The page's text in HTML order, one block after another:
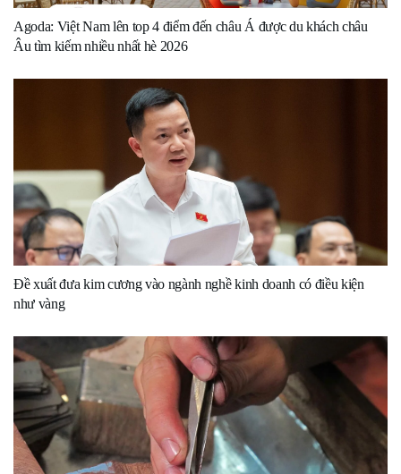
Agoda: Việt Nam lên top 4 điểm đến châu Á được du khách châu
Âu tìm kiếm nhiều nhất hè 2026
Đề xuất đưa kim cương vào ngành nghề kinh doanh có điều kiện
như vàng